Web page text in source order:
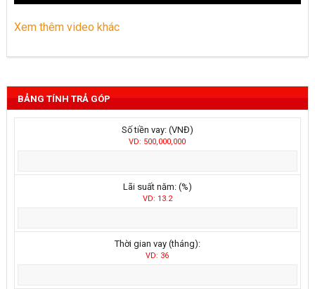
Xem thêm video khác
BẢNG TÍNH TRẢ GÓP
Số tiền vay: (VNĐ)
VD: 500,000,000
Lãi suất năm: (%)
VD: 13.2
Thời gian vay (tháng):
VD: 36